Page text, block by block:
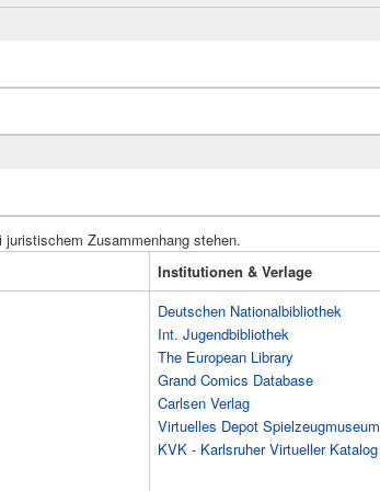
Zusammenhang stehen.
Institutionen & Verlage
Deutschen Nationalbibliothek
Int. Jugendbibliothek
The European Library
Grand Comics Database
Carlsen Verlag
Virtuelles Depot Spielzeugmuseum
KVK - Karlsruher Virtueller Katalog